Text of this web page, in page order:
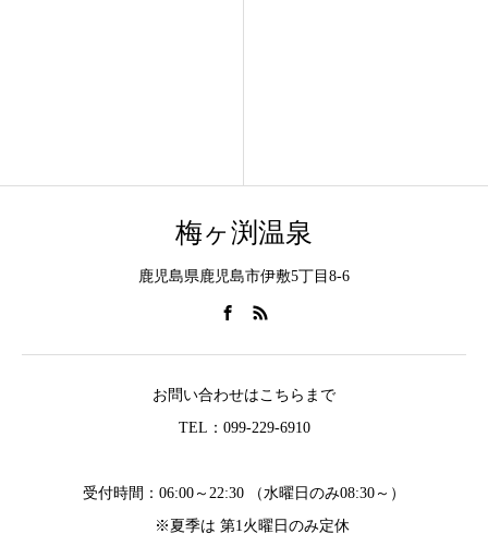
梅ヶ渕温泉
鹿児島県鹿児島市伊敷5丁目8-6
お問い合わせはこちらまで
TEL：099-229-6910
受付時間：06:00～22:30 （水曜日のみ08:30～）
※夏季は 第1火曜日のみ定休